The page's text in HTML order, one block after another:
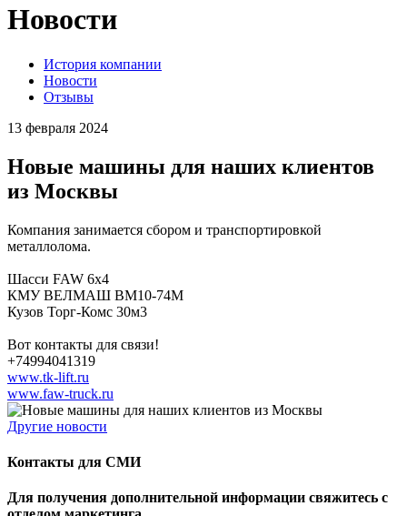
Новости
История компании
Новости
Отзывы
13 февраля 2024
Новые машины для наших клиентов
из Москвы
Компания занимается сбором и транспортировкой
металлолома.
Шасси FAW 6x4
КМУ ВЕЛМАШ ВМ10-74М
Кузов Торг-Комс 30м3
Вот контакты для связи!
+74994041319
www.tk-lift.ru
www.faw-truck.ru
Другие новости
Контакты для СМИ
Для получения дополнительной информации свяжитесь с